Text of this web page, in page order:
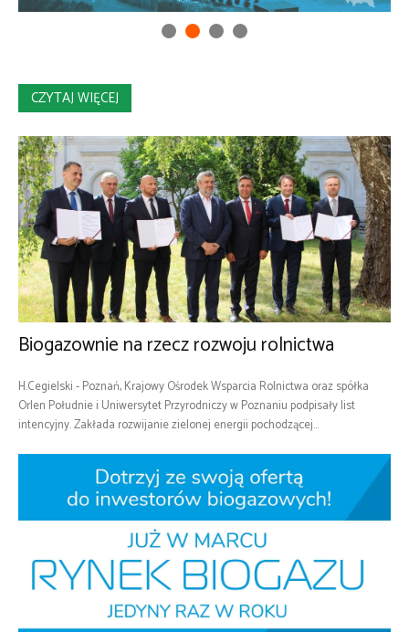
CZYTAJ WIĘCEJ
Biogazownie na rzecz rozwoju rolnictwa
H.Cegielski - Poznań, Krajowy Ośrodek Wsparcia Rolnictwa oraz spółka
Orlen Południe i Uniwersytet Przyrodniczy w Poznaniu podpisały list
intencyjny. Zakłada rozwijanie zielonej energii pochodzącej...